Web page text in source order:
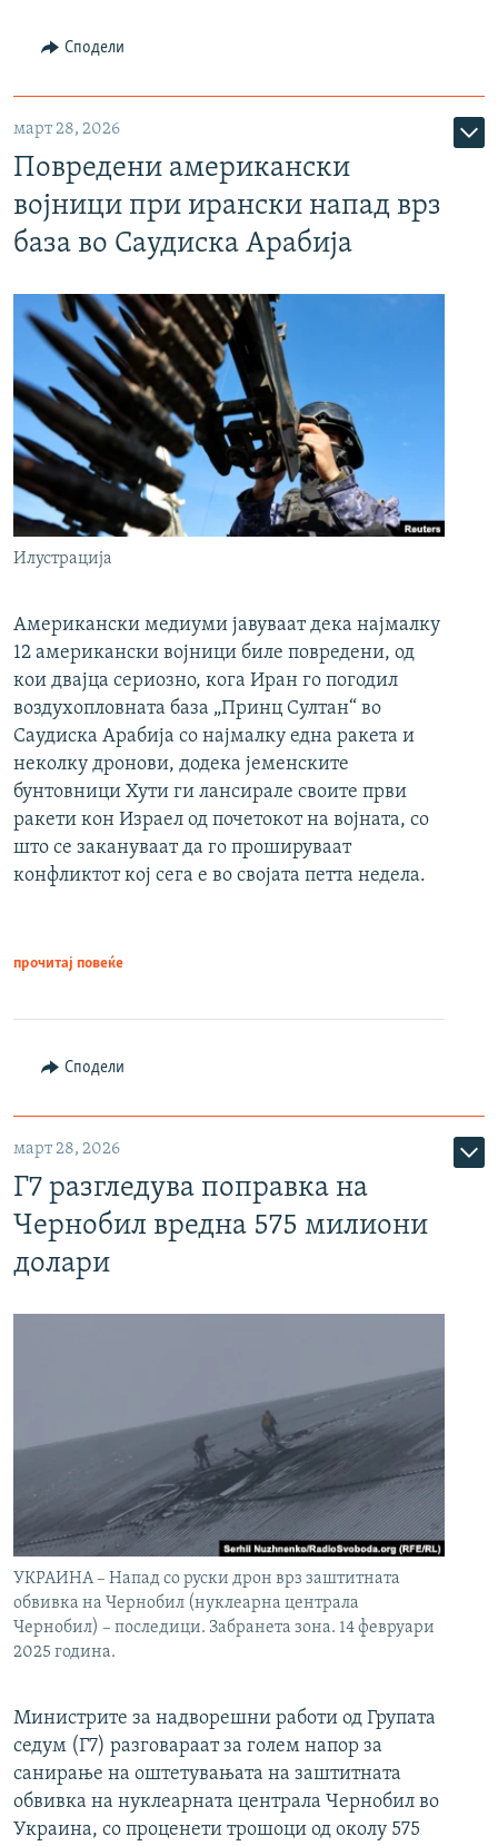
Сподели
март 28, 2026
Повредени американски
војници при ирански напад врз
база во Саудиска Арабија
Илустрација
Американски медиуми јавуваат дека најмалку
12 американски војници биле повредени, од
кои двајца сериозно, кога Иран го погодил
воздухопловната база „Принц Султан“ во
Саудиска Арабија со најмалку една ракета и
неколку дронови, додека јеменските
бунтовници Хути ги лансирале своите први
ракети кон Израел од почетокот на војната, со
што се закануваат да го прошируваат
конфликтот кој сега е во својата петта недела.
прочитај повеќе
Сподели
март 28, 2026
Г7 разгледува поправка на
Чернобил вредна 575 милиони
долари
УКРАИНА – Напад со руски дрон врз заштитната
обвивка на Чернобил (нуклеарна централа
Чернобил) – последици. Забранета зона. 14 февруари
2025 година.
Министрите за надворешни работи од Групата
седум (Г7) разговараат за голем напор за
санирање на оштетувањата на заштитната
обвивка на нуклеарната централа Чернобил во
Украина, со проценети трошоци од околу 575